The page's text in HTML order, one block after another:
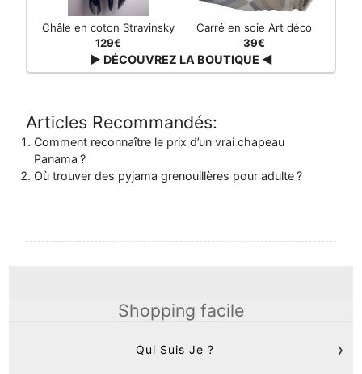
Châle en coton Stravinsky
129€
Carré en soie Art déco
39€
▶ DÉCOUVREZ LA BOUTIQUE ◀
Articles Recommandés:
Comment reconnaître le prix d’un vrai chapeau
Panama ?
Où trouver des pyjama grenouillères pour adulte ?
Shopping facile
Qui Suis Je ?